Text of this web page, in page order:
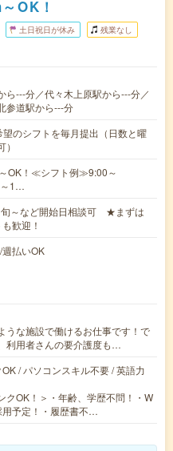
OK！
土日祝日が休み 残業なし
ら---分／代々木上原駅から---分／
参道駅から---分
のシフトを毎月提出（日数と曜
OK！≪シフト例≫9:00～
～1…
旬～など開始日相談可 ★まずは
歓迎！
払いOK
うな施設で働けるお仕事です！で
利用者さんの要介護度も…
/ パソコンスキル不要 / 英語力
クOK！＞・年齢、学歴不問！・W
用予定！・履歴書不…